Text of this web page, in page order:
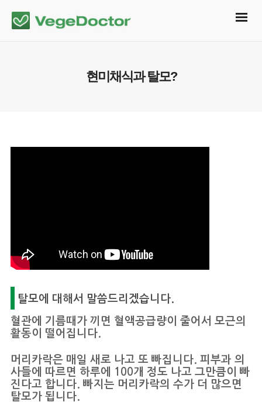
현미채식과 탈모?
탈모에 대해서 말씀드리겠습니다.
혈관에 기름때가 끼면 혈액공급량이 줄어서 모근의
활동이 떨어집니다.
머리카락은 매일 새로 나고 또 빠집니다. 피부과 의
사들에 따르면 하루에 100개 정도 나고 그만큼이 빠
진다고 합니다. 빠지는 머리카락의 수가 더 많으면
탈모가 됩니다.